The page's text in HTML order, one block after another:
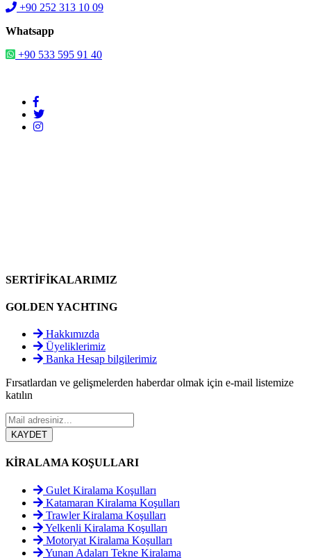
+90 252 313 10 09
Whatsapp
+90 533 595 91 40
SERTİFİKALARIMIZ
GOLDEN YACHTING
Hakkımızda
Üyeliklerimiz
Banka Hesap bilgilerimiz
Fırsatlardan ve gelişmelerden haberdar olmak için e-mail listemize
katılın
KİRALAMA KOŞULLARI
Gulet Kiralama Koşulları
Katamaran Kiralama Koşulları
Trawler Kiralama Koşulları
Yelkenli Kiralama Koşulları
Motoryat Kiralama Koşulları
Yunan Adaları Tekne Kiralama